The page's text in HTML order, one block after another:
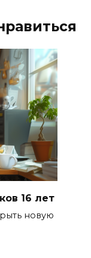
16 лет
новую